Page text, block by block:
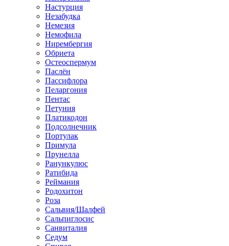
Настурция
Незабудка
Немезия
Немофила
Нирембергия
Обриета
Остеоспермум
Паслён
Пассифлора
Пеларгония
Пентас
Петуния
Платикодон
Подсолнечник
Портулак
Примула
Прунелла
Ранункулюс
Ратибида
Реймания
Родохитон
Роза
Сальвия/Шалфей
Сальпиглосис
Санвиталия
Седум